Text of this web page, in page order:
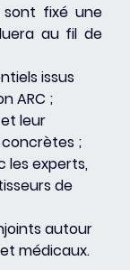
sont fixé une
au fil de
issus
ARC ;
leur
;
les experts,
de
autour
médicaux.